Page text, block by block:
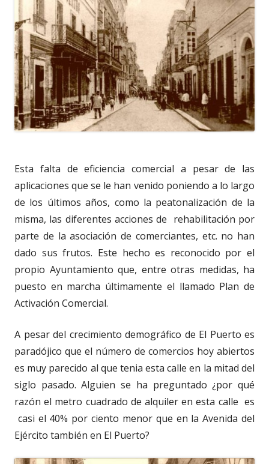
Esta falta de eficiencia comercial a pesar de las
aplicaciones que se le han venido poniendo a lo largo
de los últimos años, como la peatonalización de la
misma, las diferentes acciones de rehabilitación por
parte de la asociación de comerciantes, etc. no han
dado sus frutos. Este hecho es reconocido por el
propio Ayuntamiento que, entre otras medidas, ha
puesto en marcha últimamente el llamado Plan de
Activación Comercial.
A pesar del crecimiento demográfico de El Puerto es
paradójico que el número de comercios hoy abiertos
es muy parecido al que tenia esta calle en la mitad del
siglo pasado. Alguien se ha preguntado ¿por qué
razón el metro cuadrado de alquiler en esta calle es
casi el 40% por ciento menor que en la Avenida del
Ejército también en El Puerto?